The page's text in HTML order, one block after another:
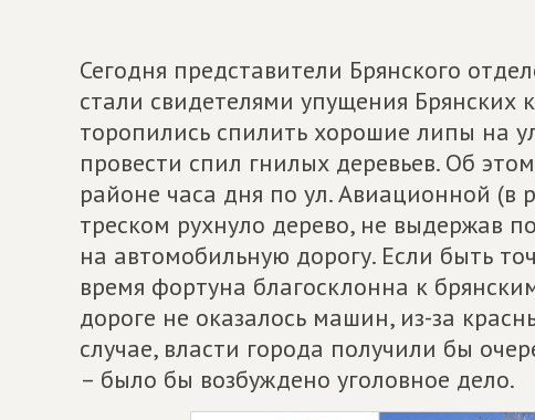
Сегодня представители Брянского
стали свидетелями упущения Брянских
торопились спилить хорошие липы на
провести спил гнилых деревьев. Об
районе часа дня по ул. Авиационной (в
треском рухнуло дерево, не выдержав
на автомобильную дорогу. Если быть
время фортуна благосклонна к
дороге не оказалось машин, из-за
случае, власти города получили бы
– было бы возбуждено уголовное дело.